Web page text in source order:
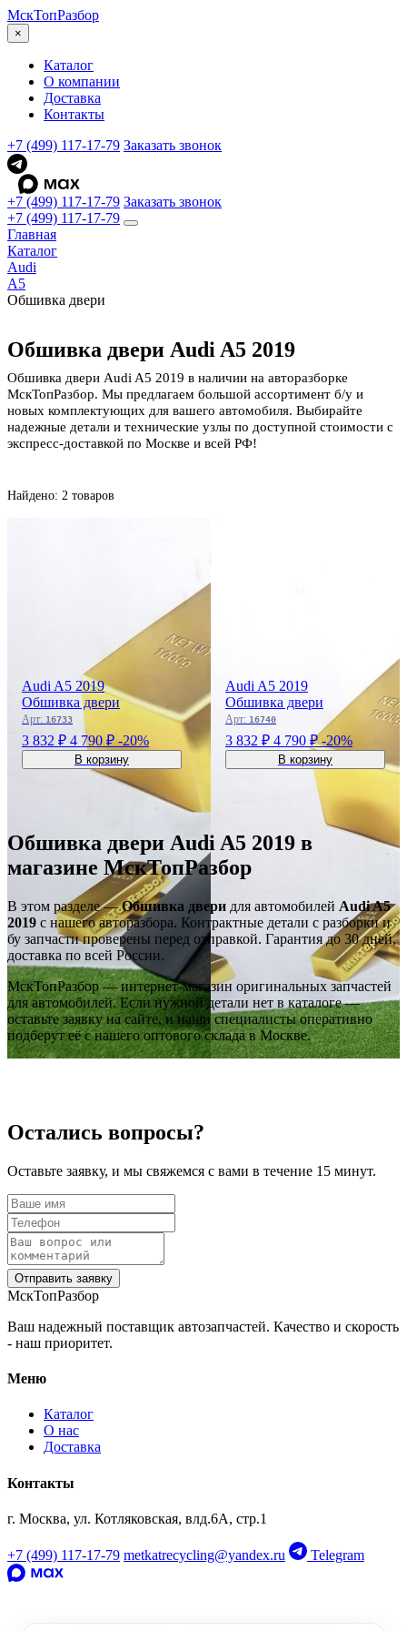
МскТопРазбор
×
Каталог
О компании
Доставка
Контакты
+7 (499) 117-17-79 Заказать звонок
+7 (499) 117-17-79 Заказать звонок
+7 (499) 117-17-79
Главная
Каталог
Audi
A5
Обшивка двери
Обшивка двери Audi A5 2019
Обшивка двери Audi A5 2019 в наличии на авторазборке
МскТопРазбор. Мы предлагаем большой ассортимент б/у и
новых комплектующих для вашего автомобиля. Выбирайте
надежные детали и технические узлы по доступной стоимости с
экспресс-доставкой по Москве и всей РФ!
Найдено: 2 товаров
8W8867487
Audi A5 2019
Обшивка двери
Арт: 16733
3 832 ₽ 4 790 ₽ -20%
В корзину
‹ ›
Audi A5 2019
Обшивка двери
Арт: 16740
3 832 ₽ 4 790 ₽-20%
В корзину
Обшивка двери Audi A5 2019 в
магазине МскТопРазбор
В этом разделе —Обшивка двери для автомобилей Audi A5
2019 с нашего авторазбора. Контрактные детали с разборки и
бу запчасти проверены перед отправкой. Гарантия до 30 дней,
доставка по всей России.
МскТопРазбор — интернет-магазин оригинальных запчастей
для автомобилей. Если нужной детали нет в каталоге —
оставьте заявку на сайте, и наши специалисты оперативно
подберут её с нашего оптового склада в Москве.
Остались вопросы?
Оставьте заявку, и мы свяжемся с вами в течение 15 минут.
Отправить заявку
МскТопРазбор
Ваш надежный поставщик автозапчастей. Качество и скорость
- наш приоритет.
Меню
Каталог
О нас
Доставка
Контакты
г. Москва, ул. Котляковская, влд.6А, стр.1
+7 (499) 117-17-79 metkatrecycling@yandex.ru Telegram